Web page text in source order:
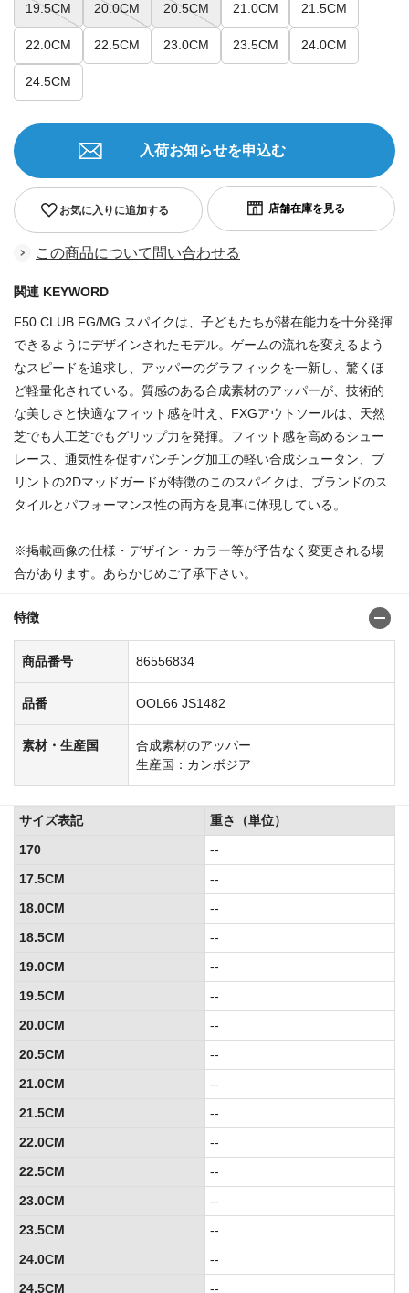
19.5CM 20.0CM 20.5CM 21.0CM 21.5CM
22.0CM 22.5CM 23.0CM 23.5CM 24.0CM
24.5CM
お気に入りに追加する
入荷お知らせを申込む
この商品について問い合わせる
関連 KEYWORD
F50 CLUB FG/MG スパイクは、子どもたちが潜在能力を十分発揮
できるようにデザインされたモデル。ゲームの流れを変えるよう
なスピードを追求し、アッパーのグラフィックを一新し、驚くほ
ど軽量化されている。質感のある合成素材のアッパーが、技術的
な美しさと快適なフィット感を叶え、FXGアウトソールは、天然
芝でも人工芝でもグリップ力を発揮。フィット感を高めるシュー
レース、通気性を促すパンチング加工の軽い合成シュータン、プ
リントの2Dマッドガードが特徴のこのスパイクは、ブランドのス
タイルとパフォーマンス性の両方を見事に体現している。
※掲載画像の仕様・デザイン・カラー等が予告なく変更される場
合があります。あらかじめご了承下さい。
特徴
商品番号 86556834
品番 OOL66 JS1482
素材・生産国
合成素材のアッパー
生産国：カンボジア
サイズ表記
重さ（単位）
170
--
17.5CM
--
18.0CM
--
18.5CM
--
19.0CM
--
19.5CM
--
20.0CM
--
20.5CM
--
21.0CM
--
21.5CM
--
22.0CM
--
22.5CM
--
23.0CM
--
23.5CM
--
24.0CM
--
24.5CM
--